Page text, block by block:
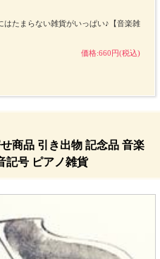
はたまらない雑貨がいっぱい♪【音楽雑
価格:660円(税込)
商品 引き出物 記念品 音楽
記号 ピアノ雑貨